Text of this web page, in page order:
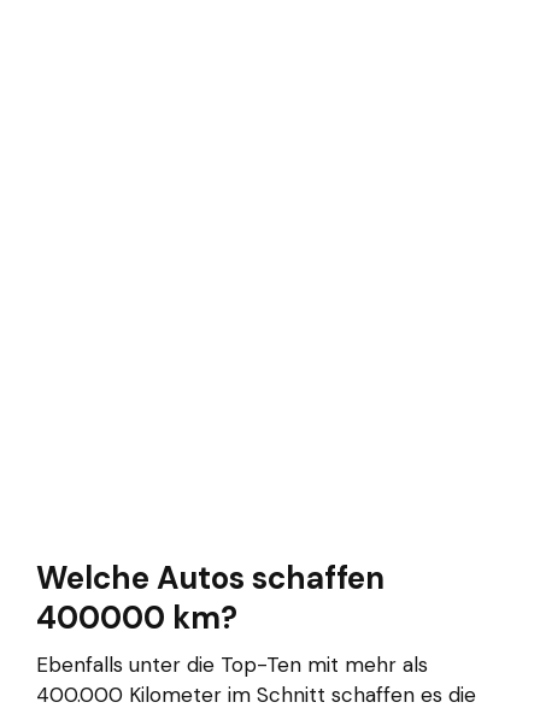
Welche Autos schaffen
400000 km?
Ebenfalls unter die Top-Ten mit mehr als
400.000 Kilometer im Schnitt schaffen es die